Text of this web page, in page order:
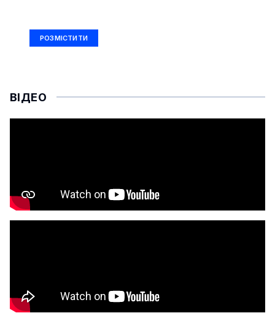
РОЗМІСТИТИ
ВІДЕО